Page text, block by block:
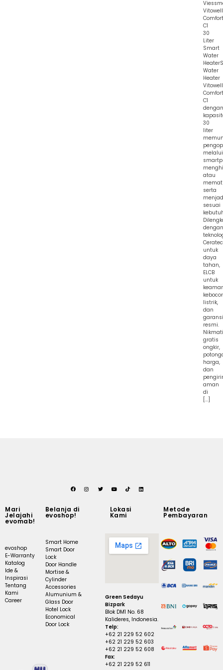
Vitowell
Comfort
C1
30
Liter
Smart
Water
Water
Heater
Vitowell
Comfort
C1
dengan
30
liter
melalui
atau
serta
sesuai
dengan
untuk
daya
tahan,
ELCB
untuk
listrik,
dan
garansi
resmi.
Nikmati
gratis
ongkir,
harga,
dan
aman
di
[…]
Mari
Jelajahi
evomab!
evoshop
E-Warranty
Katalog
Ide &
Inspirasi
Tentang
Kami
Career
Belanja di
evoshop!
Smart Home
Smart Door
Lock
Door Handle
Mortise &
Cylinder
Accessories
Alumunium &
Glass Door
Hotel Lock
Economical
Door Lock
Lokasi
Kami
Green Sedayu
Bizpark
Blok DM1 No. 68
Kalideres, Indonesia.
Telp:
+62 21 229 52 602
+62 21 229 52 603
+62 21 229 52 608
Fax:
+62 21 229 52 611
Metode
Pembayaran